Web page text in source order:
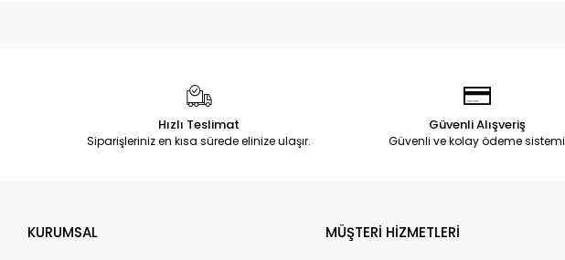
Hızlı Teslimat
Siparişleriniz en kısa sürede elinize ulaşır.
Güvenli Alışveriş
Güvenli ve kolay ödeme sistemi
KURUMSAL MÜŞTERİ HİZMETLERİ